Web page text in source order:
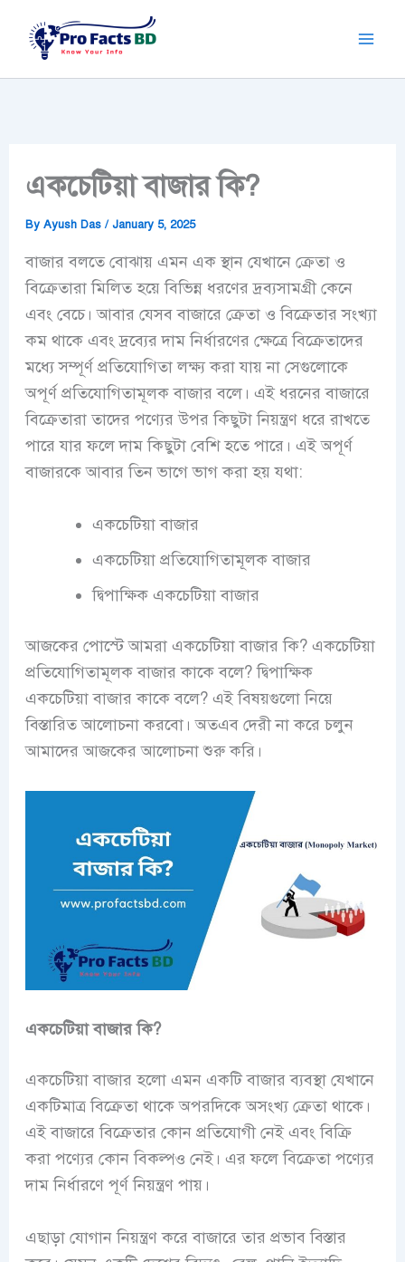
content
একচেটিয়া বাজার কি?
By Ayush Das /January 5, 2025
বাজার বলতে বোঝায় এমন এক স্থান যেখানে ক্রেতা ও
বিক্রেতারা মিলিত হয়ে বিভিন্ন ধরণের দ্রব্যসামগ্রী কেনে
এবং বেচে। আবার যেসব বাজারে ক্রেতা ও বিক্রেতার সংখ্যা
কম থাকে এবং দ্রব্যের দাম নির্ধারণের ক্ষেত্রে বিক্রেতাদের
মধ্যে সম্পূর্ণ প্রতিযোগিতা লক্ষ্য করা যায় না সেগুলোকে
অপূর্ণ প্রতিযোগিতামূলক বাজার বলে। এই ধরনের বাজারে
বিক্রেতারা তাদের পণ্যের উপর কিছুটা নিয়ন্ত্রণ ধরে রাখতে
পারে যার ফলে দাম কিছুটা বেশি হতে পারে। এই অপূর্ণ
বাজারকে আবার তিন ভাগে ভাগ করা হয় যথা:
একচেটিয়া বাজার
একচেটিয়া প্রতিযোগিতামূলক বাজার
দ্বিপাক্ষিক একচেটিয়া বাজার
আজকের পোস্টে আমরা একচেটিয়া বাজার কি? একচেটিয়া
প্রতিযোগিতামূলক বাজার কাকে বলে? দ্বিপাক্ষিক
একচেটিয়া বাজার কাকে বলে? এই বিষয়গুলো নিয়ে
বিস্তারিত আলোচনা করবো। অতএব দেরী না করে চলুন
আমাদের আজকের আলোচনা শুরু করি।
একচেটিয়া বাজার কি?
একচেটিয়া বাজার হলো এমন একটি বাজার ব্যবস্থা যেখানে
একটিমাত্র বিক্রেতা থাকে অপরদিকে অসংখ্য ক্রেতা থাকে।
এই বাজারে বিক্রেতার কোন প্রতিযোগী নেই এবং বিক্রি
করা পণ্যের কোন বিকল্পও নেই। এর ফলে বিক্রেতা পণ্যের
দাম নির্ধারণে পূর্ণ নিয়ন্ত্রণ পায়।
এছাড়া যোগান নিয়ন্ত্রণ করে বাজারে তার প্রভাব বিস্তার